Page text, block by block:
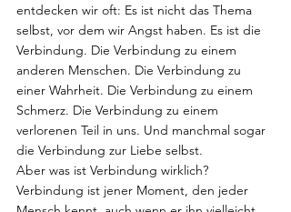
entdecken wir oft: Es ist nicht das Thema
selbst, vor dem wir Angst haben. Es ist die
Verbindung. Die Verbindung zu einem
anderen Menschen. Die Verbindung zu
einer Wahrheit. Die Verbindung zu einem
Schmerz. Die Verbindung zu einem
verlorenen Teil in uns. Und manchmal sogar
die Verbindung zur Liebe selbst.
Aber was ist Verbindung wirklich?
Verbindung ist jener Moment, den jeder